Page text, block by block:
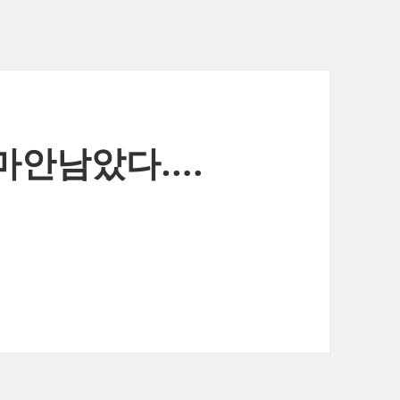
안남았다….